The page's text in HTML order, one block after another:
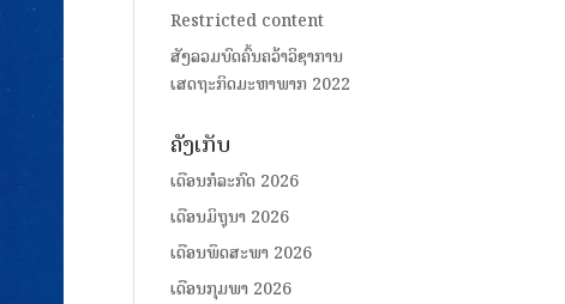
Restricted content
ສັງລວມບົດຄົ້ນຄວ້າວິຊາການ
ເສດຖະກິດມະຫາພາກ 2022
ຄັງເກັບ
ເດືອນກໍລະກົດ 2026
ເດືອນມິຖຸນາ 2026
ເດືອນພຶດສະພາ 2026
ເດືອນກຸມພາ 2026